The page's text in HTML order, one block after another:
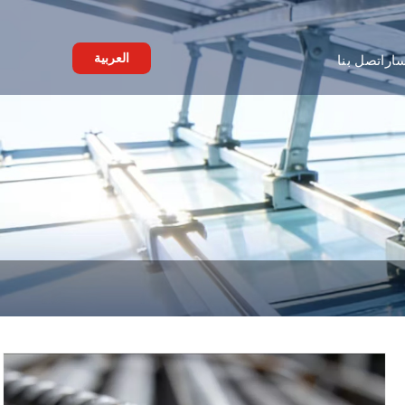
اتصل بنا العربية